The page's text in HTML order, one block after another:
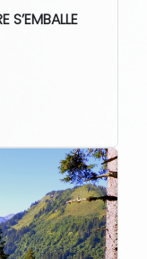
S’EMBALLE